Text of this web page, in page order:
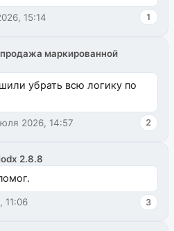
modx.pro пока пуст, и,...
15:14 1
маркированной
убрать всю логику по
2026, 14:57 2
2.8.8
11:06 3